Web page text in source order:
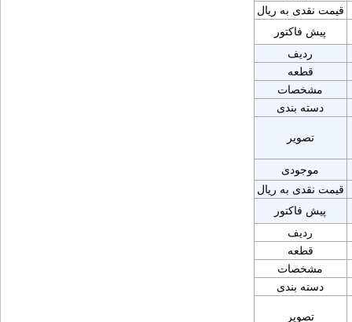
قیمت نقدی به ریال
پیش فاکتور
ردیف
قطعه
مشخصات
دسته بندی
تصویر
موجودی
قیمت نقدی به ریال
پیش فاکتور
ردیف
قطعه
مشخصات
دسته بندی
تصویر